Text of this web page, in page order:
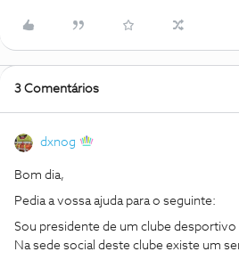
3 Comentários
dxnog
Bom dia,
Pedia a vossa ajuda para o seguinte:
Sou presidente de um clube
Na sede social deste clube existe um